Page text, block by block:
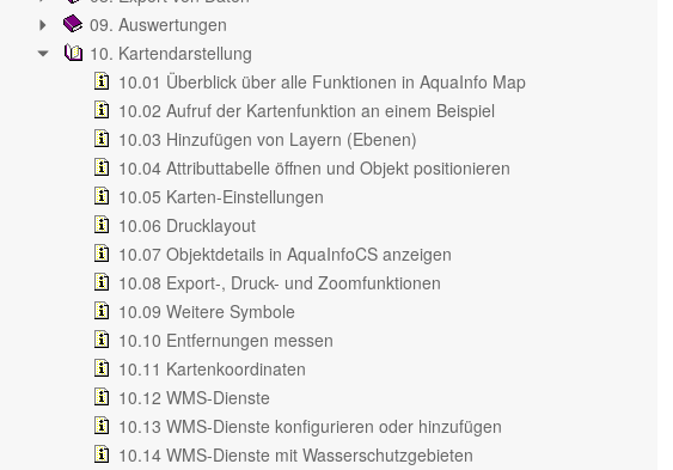
09. Auswertungen
10. Kartendarstellung
10.01 Überblick über alle Funktionen in AquaInfo Map
10.02 Aufruf der Kartenfunktion an einem Beispiel
10.03 Hinzufügen von Layern (Ebenen)
10.04 Attributtabelle öffnen und Objekt positionieren
10.05 Karten-Einstellungen
10.06 Drucklayout
10.07 Objektdetails in AquaInfoCS anzeigen
10.08 Export-, Druck- und Zoomfunktionen
10.09 Weitere Symbole
10.10 Entfernungen messen
10.11 Kartenkoordinaten
10.12 WMS-Dienste
10.13 WMS-Dienste konfigurieren oder hinzufügen
10.14 WMS-Dienste mit Wasserschutzgebieten